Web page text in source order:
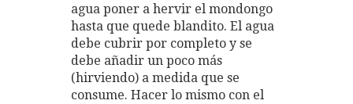
agua poner a hervir el mondongo
hasta que quede blandito. El agua
debe cubrir por completo y se
debe añadir un poco más
(hirviendo) a medida que se
consume. Hacer lo mismo con el